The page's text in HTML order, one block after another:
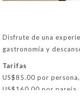
Disfrute de una
gastronomía y
Tarifas
US$85.00 por
US$160.00 por pareja,